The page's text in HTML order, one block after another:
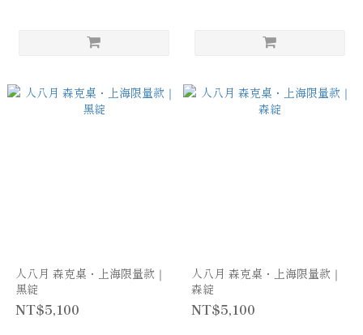
人八月 森克桌・上海限量款｜
黑綻
NT$5,100
人八月 森克桌・上海限量款｜
森綻
NT$5,100